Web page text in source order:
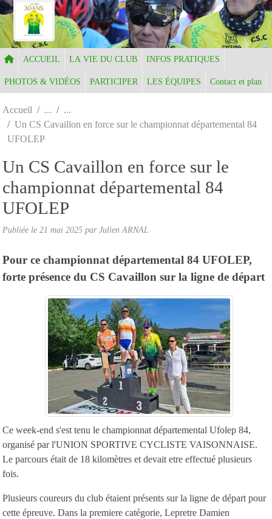
ACCUEIL LA VIE DU CLUB INFOS PRATIQUES
PHOTOS & VIDÉOS PARTICIPER LES ÉQUIPES Contact et plan
Accueil
Un CS Cavaillon en force sur le championnat départemental 84
UFOLEP
Un CS Cavaillon en force sur le
championnat départemental 84
UFOLEP
Publiée le 21 mai 2025 par Julien ARNAL
Pour ce championnat départemental 84 UFOLEP,
forte présence du CS Cavaillon sur la ligne de départ
Ce week-end s'est tenu le championnat départemental Ufolep 84,
organisé par l'UNION SPORTIVE CYCLISTE VAISONNAISE.
Le parcours était de 18 kilomètres et devait etre effectué plusieurs
fois.
Plusieurs coureurs du club étaient présents sur la ligne de départ pour
cette épreuve. Dans la premiere catégorie, Lepretre Damien
Panneau de gestion des cookies